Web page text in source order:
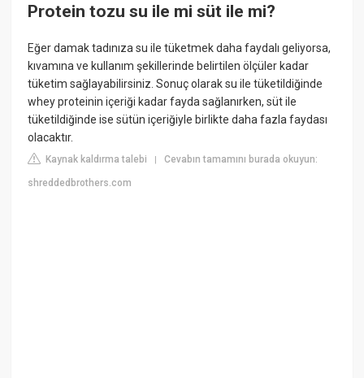
Protein tozu su ile mi süt ile mi?
Eğer damak tadınıza su ile tüketmek daha faydalı geliyorsa,
kıvamına ve kullanım şekillerinde belirtilen ölçüler kadar
tüketim sağlayabilirsiniz. Sonuç olarak su ile tüketildiğinde
whey proteinin içeriği kadar fayda sağlanırken, süt ile
tüketildiğinde ise sütün içeriğiyle birlikte daha fazla faydası
olacaktır.
Kaynak kaldırma talebi |Cevabın tamamını burada okuyun:
shreddedbrothers.com